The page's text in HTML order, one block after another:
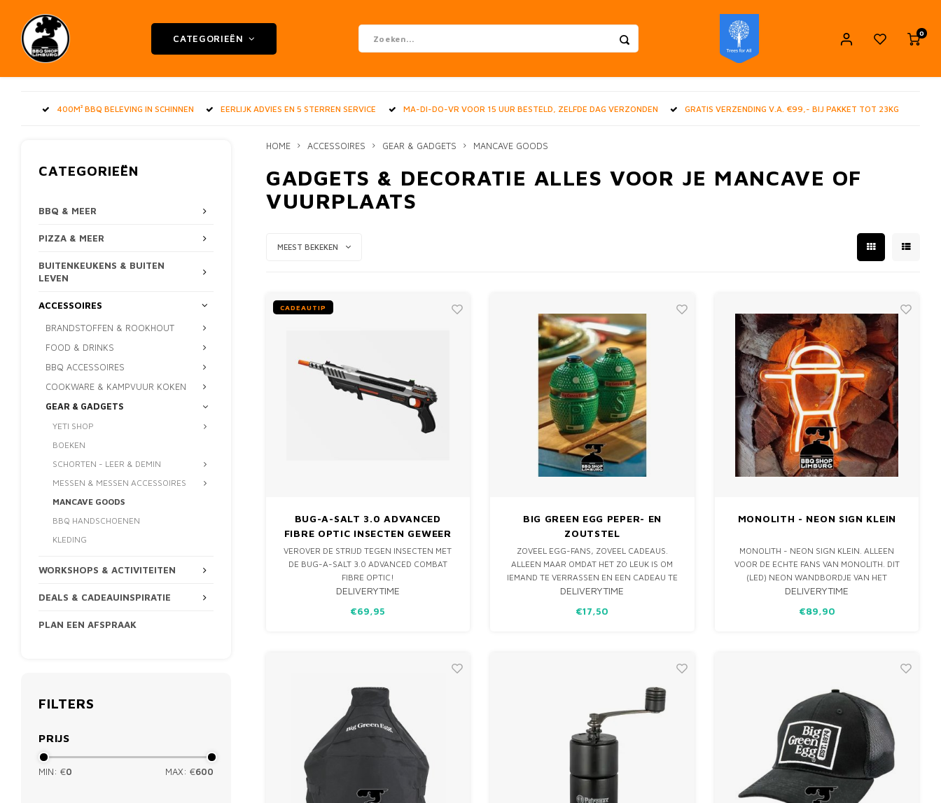
CATEGORIEËN
0
400M² BBQ BELEVING IN SCHINNEN EERLIJK ADVIES EN 5 STERREN SERVICE MA-DI-DO-VR VOOR 15 UUR BESTELD, ZELFDE DAG VERZONDEN GRATIS VERZENDING V.A. €99,- BIJ PAKKET TOT 23KG
CATEGORIEËN
BBQ & MEER
PIZZA & MEER
BUITENKEUKENS & BUITEN
LEVEN
ACCESSOIRES
BRANDSTOFFEN & ROOKHOUT
FOOD & DRINKS
BBQ ACCESSOIRES
COOKWARE & KAMPVUUR KOKEN
GEAR & GADGETS
YETI SHOP
BOEKEN
SCHORTEN - LEER & DEMIN
MESSEN & MESSEN ACCESSOIRES
MANCAVE GOODS
BBQ HANDSCHOENEN
KLEDING
WORKSHOPS & ACTIVITEITEN
DEALS & CADEAUINSPIRATIE
PLAN EEN AFSPRAAK
FILTERS
PRIJS
MIN: €0 MAX: €600
HOME ACCESSOIRES GEAR & GADGETS MANCAVE GOODS
GADGETS & DECORATIE ALLES VOOR JE MANCAVE OF
VUURPLAATS
MEEST BEKEKEN
CADEAUTIP
BUG-A-SALT 3.0 ADVANCED
FIBRE OPTIC INSECTEN GEWEER
VEROVER DE STRIJD TEGEN INSECTEN MET
DE BUG-A-SALT 3.0 ADVANCED COMBAT
FIBRE OPTIC!
HET BESTRIJDEN VAN VLIEGENDE PLAGEN!
DELIVERYTIME
€69,95
BIG GREEN EGG PEPER- EN
ZOUTSTEL
ZOVEEL EGG-FANS, ZOVEEL CADEAUS.
ALLEEN MAAR OMDAT HET ZO LEUK IS OM
IEMAND TE VERRASSEN EN EEN CADEAU TE
GEVEN. JE BEGRIJPT WEL, DIT PEPER EN
COLLECTIE VAN CADEAU EN FAN ARTIKELEN.
DELIVERYTIME
€17,50
MONOLITH - NEON SIGN KLEIN
MONOLITH - NEON SIGN KLEIN. ALLEEN
VOOR DE ECHTE FANS VAN MONOLITH. DIT
(LED) NEON WANDBORDJE VAN HET
MONOLITH BBQ LOGO IS FANTASTISCH
MANCAVE!
DELIVERYTIME
€89,90